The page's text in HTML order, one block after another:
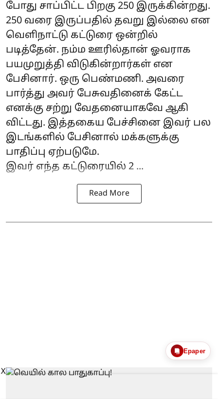
போது சாப்பிட்ட பிறகு 250 இருக்கின்றது.
250 வரை இருப்பதில் தவறு இல்லை என
வெளிநாட்டு கட்டுரை ஒன்றில்
படித்தேன். நம்ம ஊரில்தான் ஓவராக
பயமுறுத்தி விடுகின்றார்கள் என
பேசினார். ஒரு பெண்மணி. அவரை
பார்த்து அவர் பேசுவதினைக் கேட்ட
எனக்கு சற்று வேதனையாகவே ஆகி
விட்டது. இத்தகைய பேச்சினை இவர் பல
இடங்களில் பேசினால் மக்களுக்கு
பாதிப்பு ஏற்படுமே.
இவர் எந்த கட்டுரையில் 2 ...
Read More
Epaper
X